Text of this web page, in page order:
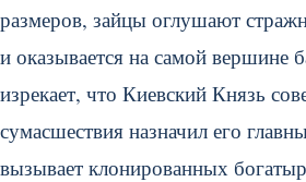
размеров, зайцы оглушают
и оказывается на самой вершине
изрекает, что Киевский Князь
сумасшествия назначил его
вызывает клонированных